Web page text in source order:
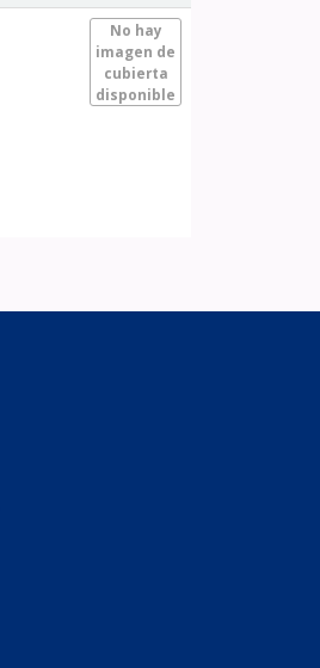
No hay
imagen de
cubierta
disponible